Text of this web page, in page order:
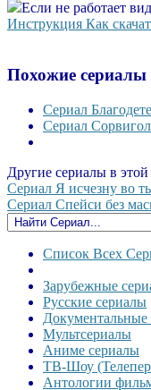
Если не работает
Инструкция Как
Похожие
Сериал
Сериал
Другие сериалы в этой
Сериал Я исчезну во
Сериал Спейси без
Список Всех
Зарубежные
Русские сериалы
Документальные
Мультсериалы
Аниме сериалы
ТВ-Шоу
Антологии